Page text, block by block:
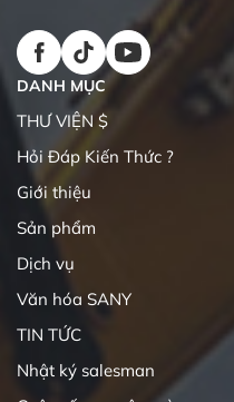
DANH MỤC
THƯ VIỆN $
Hỏi Đáp Kiến Thức ?
Giới thiệu
Sản phẩm
Dịch vụ
Văn hóa SANY
TIN TỨC
Nhật ký salesman